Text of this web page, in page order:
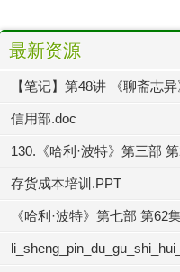
最新资源
【笔记】第48讲 《聊斋志
信用部.doc
130.《哈利·波特》第三部
存货成本培训.PPT
《哈利·波特》第七部 第62